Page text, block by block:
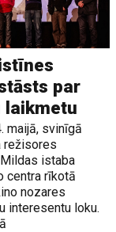
par
laikmetu
maijā, svinīgā
režisores
istaba
centra rīkotā
nozares
interesentu loku.